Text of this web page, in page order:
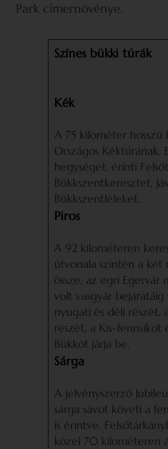
Park címernövénye.
Színes bükki túrák
Kék
A 75 kilométer hosszú
Országos Kéktúrának.
hegységet, érinti
Bükkszentkeresztet,
Bükkszentléleket.
Piros
A 92 kilométeren
útvonala szintén a két
össze, az egri Egervár
volt vasgyár
nyugati és déli részét,
részét, a Kis-fennsíkot
Bükköt járja be.
Sárga
A jelvényszerző
sárga sávot követi a
is érintve.
közel 70 kilométeren